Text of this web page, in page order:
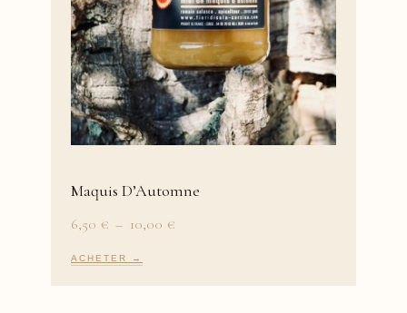
Maquis D’Automne
6,50 € – 10,00 €Plage
ACHETER →